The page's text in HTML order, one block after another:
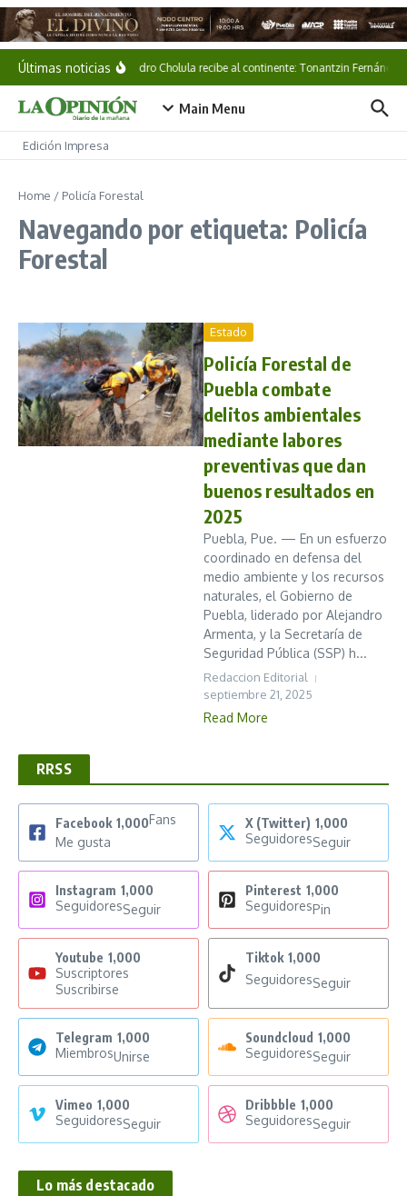
Saltar al contenido
Últimas noticiasSan Pedro Cholula recibe al continente: Tonantzin
Main Menu
Edición Impresa
Home / Policía Forestal
Navegando por etiqueta: Policía
Forestal
Estado
Policía Forestal de
Puebla combate
delitos ambientales
mediante labores
preventivas que dan
buenos resultados en
2025
Puebla, Pue. — En un esfuerzo
coordinado en defensa del
medio ambiente y los recursos
naturales, el Gobierno de
Puebla, liderado por Alejandro
Armenta, y la Secretaría de
Seguridad Pública (SSP) h...
Redaccion Editorial
septiembre 21, 2025
Read More
RRSS
Facebook 1,000Fans
Me gusta
X (Twitter) 1,000
SeguidoresSeguir
Instagram 1,000
SeguidoresSeguir
Pinterest 1,000
SeguidoresPin
Youtube 1,000
Suscriptores
Suscribirse
Tiktok 1,000
SeguidoresSeguir
Telegram 1,000
MiembrosUnirse
Soundcloud 1,000
SeguidoresSeguir
Vimeo 1,000
SeguidoresSeguir
Dribbble 1,000
SeguidoresSeguir
Lo más destacado